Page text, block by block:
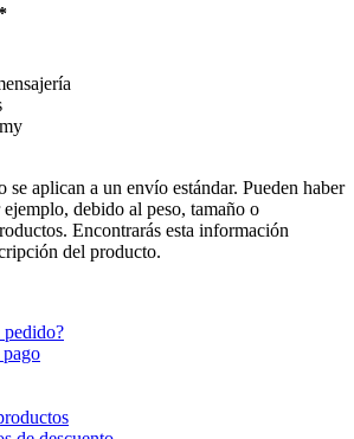
se aplican a un envío estándar. Pueden haber
debido al peso, tamaño o
Encontrarás esta información
del producto.
pedido?